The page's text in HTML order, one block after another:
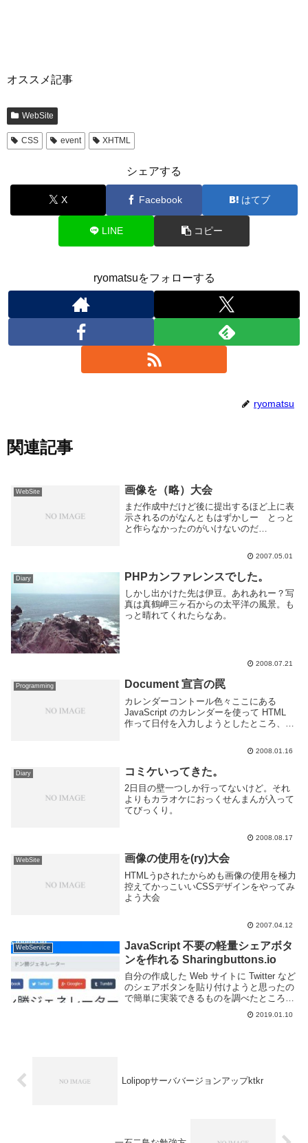
オススメ記事
WebSite
CSS event XHTML
シェアする
X Facebook はてブ
LINE コピー
ryomatsuをフォローする
ryomatsu
関連記事
WebSite 画像を（略）大会
まだ作成中だけど後に提出するほど上に表
示されるのがなんともはずかしー とっと
と作らなかったのがいけないのだ
2007.05.01
Diary PHPカンファレンスでした。
しかし出かけた先は伊豆。あれあれー？写
真は真鶴岬三ヶ石からの太平洋の風景。も
っと晴れてくれたらなあ。
2008.07.21
Programming Document 宣言の罠
カレンダーコントール色々ここにある
JavaScript のカレンダーを使って HTML
作って日付を入力しようとしたところ、
2008.01.16
Diary コミケいってきた。
2日目の壁一つしか行ってないけど。それ
よりもカラオケにおっくせんまんが入って
てびっくり。
2008.08.17
WebSite 画像の使用を(ry)大会
HTMLうpされたからめも画像の使用を極力
控えてかっこいいCSSデザインをやってみ
よう大会
2007.04.12
WebService
JavaScript 不要の軽量シェアボタ
ンを作れる Sharingbuttons.io
自分の作成した Web サイトに Twitter など
のシェアボタンを貼り付けようと思ったの
で簡単に実装できるものを調べたところ、
Sharingbuttons.io が HTML と CSS のみで
実装できて良かったので紹介しよう。
2019.01.10
Lolipopサーババージョンアップktkr